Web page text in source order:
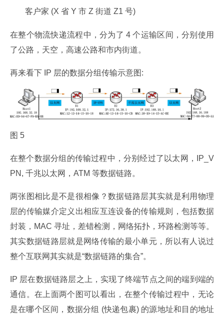
客户家 (X 省 Y 市 Z 街道 Z1 号)
在整个物流快递流程中，分为了 4 个运输区间，分别使用
了公路，天空，高速公路和市内街道。
再来看下 IP 层的数据分组传输示意图:
图 5
在整个数据分组的传输过程中，分别经过了以太网，IP_V
PN, 千兆以太网，ATM 等数据链路。
两张图相比是不是很相像？数据链路层其实就是利用物理
层的传输媒介定义出相应互连设备的传输规则，包括数据
封装，MAC 寻址，差错检测，网络拓扑，环路检测等等。
其实数据链路层就是网络传输的最小单元，所以有人说过
整个互联网其实就是“数据链路的集合”。
IP 层在数据链路层之上，实现了终端节点之间的端到端的
通信。在上面两个图可以看出，在整个传输过程中，无论
是在哪个区间，数据分组 (快递包裹) 的源地址和目的地址